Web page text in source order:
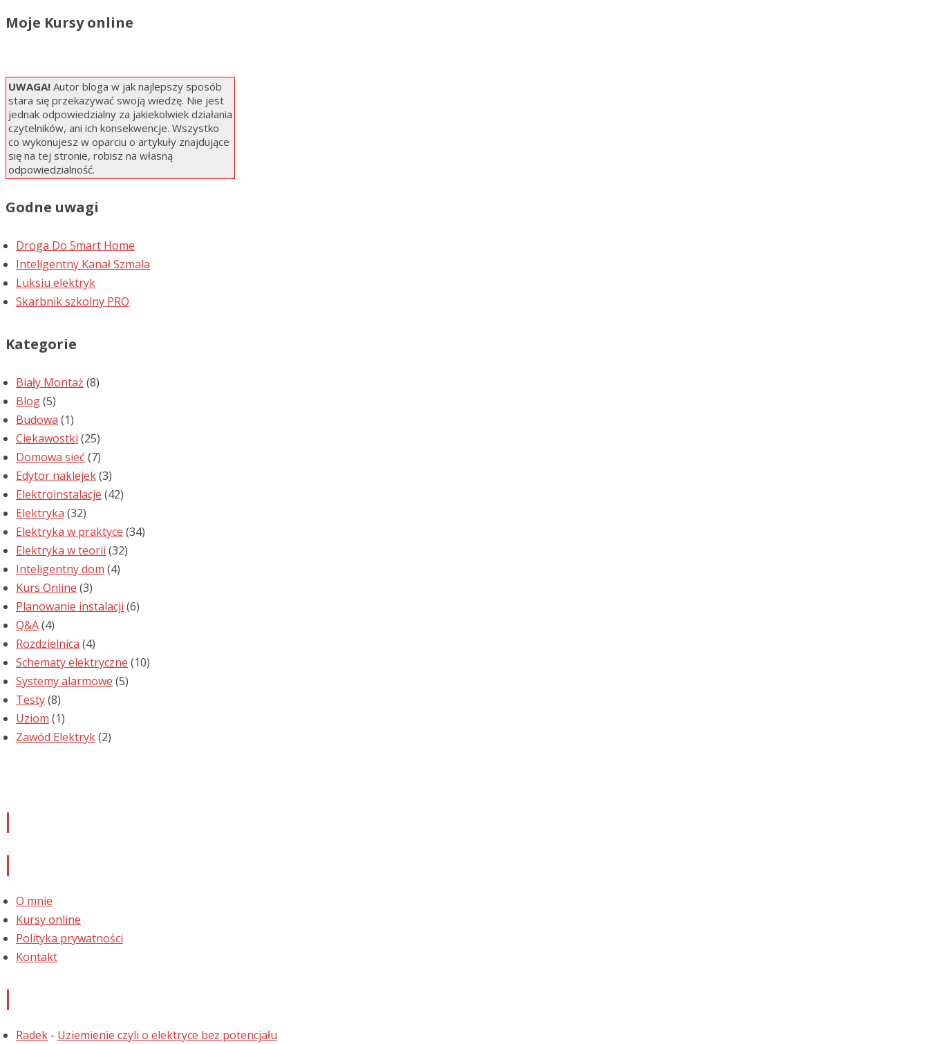
Moje Kursy online
UWAGA! Autor bloga w jak najlepszy sposób
stara się przekazywać swoją wiedzę. Nie jest
jednak odpowiedzialny za jakiekolwiek działania
czytelników, ani ich konsekwencje. Wszystko
co wykonujesz w oparciu o artykuły znajdujące
się na tej stronie, robisz na własną
odpowiedzialność.
Godne uwagi
Droga Do Smart Home
Inteligentny Kanał Szmala
Luksiu elektryk
Skarbnik szkolny PRO
Kategorie
Biały Montaż (8)
Blog(5)
Budowa (1)
Ciekawostki (25)
Domowa sieć (7)
Edytor naklejek(3)
Elektroinstalacje (42)
Elektryka (32)
Elektryka w praktyce (34)
Elektryka w teorii (32)
Inteligentny dom (4)
Kurs Online (3)
Planowanie instalacji (6)
Q&A(4)
Rozdzielnica (4)
Schematy elektryczne (10)
Systemy alarmowe (5)
Testy(8)
Uziom (1)
Zawód Elektryk(2)
O mnie
Kursy online
Polityka prywatności
Kontakt
Radek - Uziemienie czyli o elektryce bez potencjału